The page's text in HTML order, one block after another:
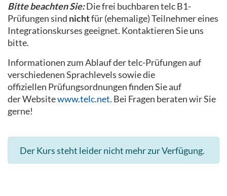
Bitte beachten Sie:Die frei buchbaren telc B1-
Prüfungen sind nichtfür (ehemalige) Teilnehmer eines
Integrationskurses geeignet. Kontaktieren Sie uns
bitte.
Informationen zum Ablauf der telc-Prüfungen auf
verschiedenen Sprachlevels sowie die
offiziellen Prüfungsordnungen finden Sie auf
der Websitewww.telc.net. Bei Fragen beraten wir Sie
gerne!
Der Kurs steht leider nicht mehr zur Verfügung.